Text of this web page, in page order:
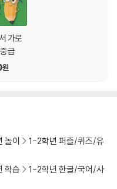
가로
급
원
놀이
1-2학년 퍼즐/퀴즈/유
학습
1-2학년 한글/국어/사